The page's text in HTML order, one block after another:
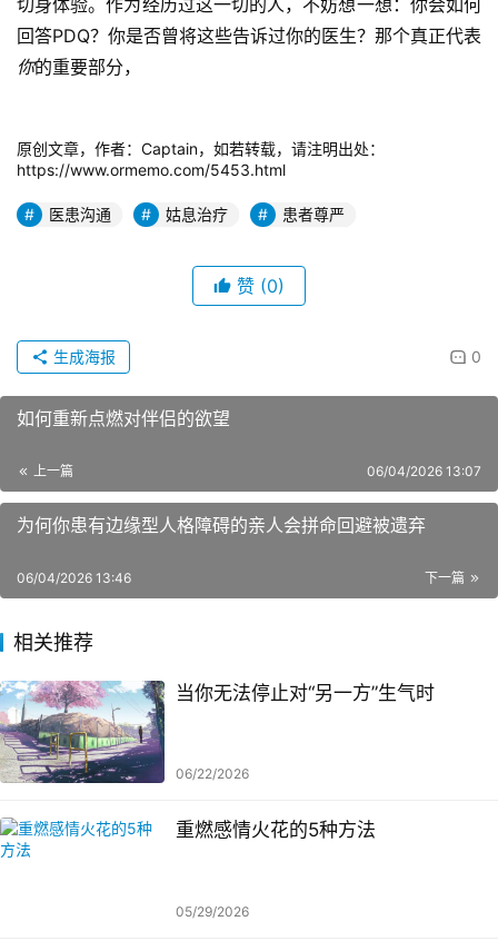
切身体验。作为经历过这一切的人，不妨想一想：你会如何
回答PDQ？你是否曾将这些告诉过你的医生？那个真正代表
你的重要部分，
原创文章，作者：Captain，如若转载，请注明出处：
https://www.ormemo.com/5453.html
医患沟通 姑息治疗 患者尊严
赞 (0)
0
生成海报
如何重新点燃对伴侣的欲望
上一篇 06/04/2026 13:07
为何你患有边缘型人格障碍的亲人会拼命回避被遗弃
下一篇
06/04/2026 13:46
相关推荐
当你无法停止对“另一方”生气时
06/22/2026
重燃感情火花的5种方法
05/29/2026